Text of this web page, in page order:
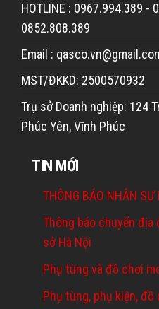
HOTLINE : 0967.994.389 -
0852.808.389
Email :
MST/ĐKKD: 2500570932
Trụ sở Doanh nghiệp: 124
Phúc Yên, Vĩnh Phúc
TIN MỚI
THÔNG BÁO NHÂN SỰ
Thông báo chuyển địa
sở Hà Nội
Phụ tùng và đồ chơi
Phụ tùng, phụ kiện, đồ